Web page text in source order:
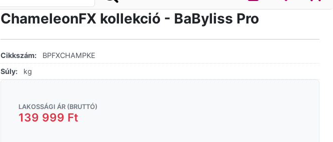
ChameleonFX kollekció - BaByliss Pro
Cikkszám:
BPFXCHAMPKE
Súly:
kg
LAKOSSÁGI ÁR (BRUTTÓ)
139 999 Ft